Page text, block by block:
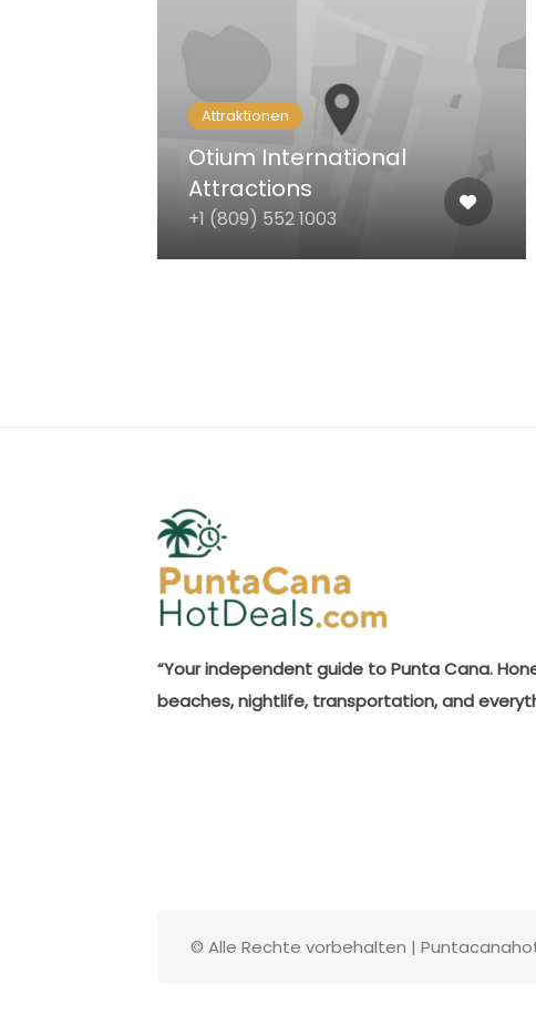
Attraktionen
Otium International
Attractions
+1 (809) 552 1003
“Your independent guide to Punta Cana.
beaches, nightlife, transportation, and
© Alle Rechte vorbehalten |